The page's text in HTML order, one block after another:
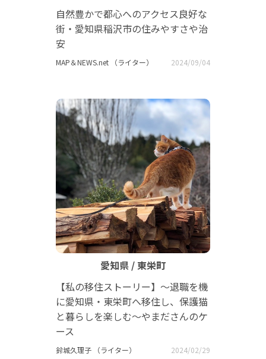
自然豊かで都心へのアクセス良好な
街・愛知県稲沢市の住みやすさや治
安
MAP＆NEWS.net （ライター） 2024/09/04
愛知県 / 東栄町
【私の移住ストーリー】～退職を機
に愛知県・東栄町へ移住し、保護猫
と暮らしを楽しむ～やまださんのケ
ース
鈴城久理子 （ライター） 2024/02/29